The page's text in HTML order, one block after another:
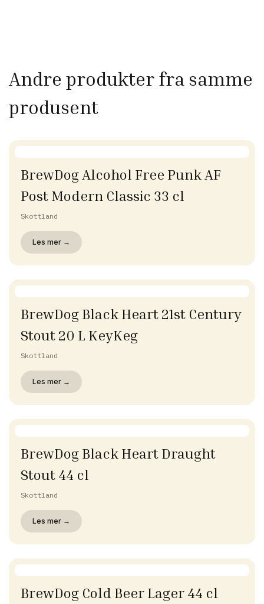
Andre produkter fra samme
produsent
BrewDog Alcohol Free Punk AF
Post Modern Classic 33 cl
Skottland
Les mer →
BrewDog Black Heart 21st Century
Stout 20 L KeyKeg
Skottland
Les mer →
BrewDog Black Heart Draught
Stout 44 cl
Skottland
Les mer →
BrewDog Cold Beer Lager 44 cl